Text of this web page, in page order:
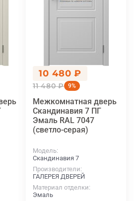
10 480 ₽
11 480 ₽ 9%
Межкомнатная дверь
Скандинавия 7 ПГ
Эмаль RAL 7047
(светло-серая)
Модель
Скандинавия 7
Производители
ГАЛЕРЕЯ ДВЕРЕЙ
Материал отделки
Эмаль